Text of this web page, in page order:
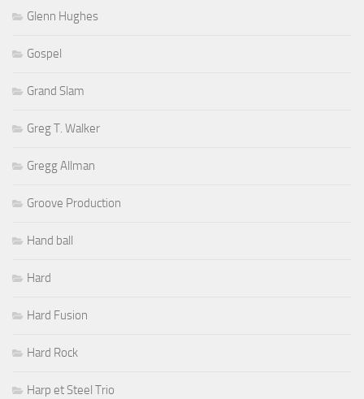
Glenn Hughes
Gospel
Grand Slam
Greg T. Walker
Gregg Allman
Groove Production
Hand ball
Hard
Hard Fusion
Hard Rock
Harp et Steel Trio